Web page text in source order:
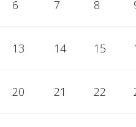
6 7 8
13 14 15
20 21 22